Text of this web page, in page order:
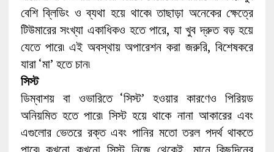
বেশি ব্লিডিং ও ব্যথা হয়ে থাকে৷ তাছাড়া অনেকের ক্ষেত্রে
টিউমারের সংখ্যা একাধিকও হতে পারে, যা খুব দ্রুত বড় হয়ে
যেতে পারে৷ এই অবস্থায় অপারেশন করা জরুরি, বিশেষকরে
যারা ‘মা’ হতে চান৷
সিস্ট
ডিম্বাশয় বা ওভারিতে ‘সিস্ট’ হওয়ার কারণেও পিরিয়ড
অনিয়মিত হতে পারে৷ সিস্ট হয়ে থাকে নানা আকারের এবং
এগুলোর ভেতরে রক্ত এবং পানির মতো তরল পদর্থ থাকতে